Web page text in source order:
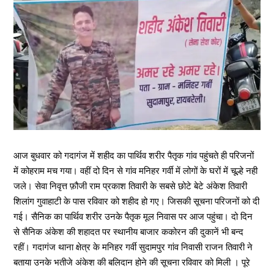
आज बुधवार को गदागंज में शहीद का पार्थिव शरीर पैतृक गांव पहुंचते ही परिजनों
में कोहराम मच गया। वहीं दो दिन से गांव मनिहर गर्वी में लोगों के घरों में चूल्हे नही
जले। सेवा निवृत्त फ़ौजी राम प्रकाश तिवारी के सबसे छोटे बेटे अंकेश तिवारी
शिलांग गुवाहाटी के पास रविवार को शहीद हो गए। जिसकी सूचना परिजनों को दी
गई। सैनिक का पार्थिव शरीर उनके पैतृक मूल निवास पर आज पहुंचा। दो दिन
से सैनिक अंकेश की शहादत पर स्थानीय बाजार ककोरन की दुकानें भी बन्द
रहीं। गदागंज थाना क्षेत्र के मनिहर गर्वी सुदामपुर गांव निवासी राजन तिवारी ने
बताया उनके भतीजे अंकेश की बलिदान होने की सूचना रविवार को मिली । पूरे